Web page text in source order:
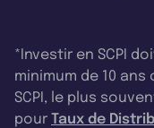
*Investir en SCPI
minimum de 10
SCPI, le plus
pour Taux de